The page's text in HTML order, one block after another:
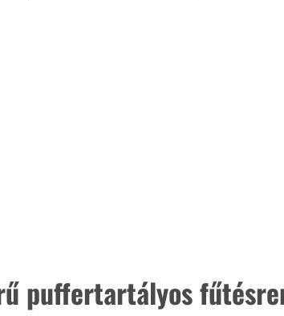
az
Együtt jobban megéri!
Bővebb információ itt!
Együtt jobban megéri! A
puffertartályos